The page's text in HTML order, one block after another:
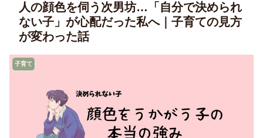
人の顔色を伺う次男坊…「自分で決められ
ない子」が心配だった私へ｜子育ての見方
が変わった話
子育て